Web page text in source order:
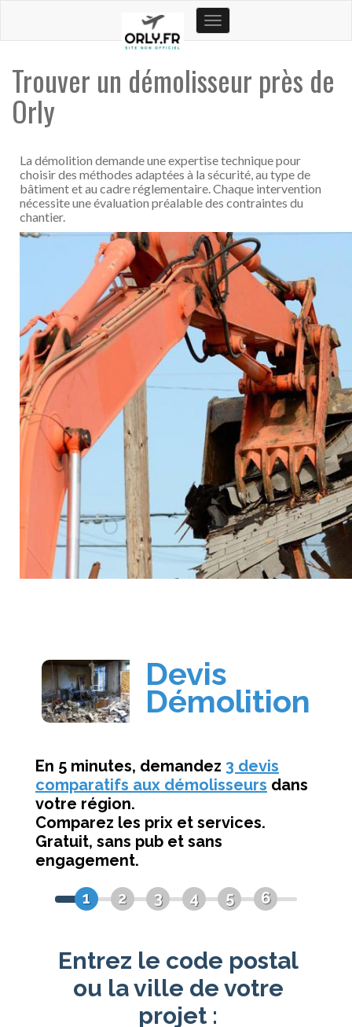
Toggle
navigation
Trouver un démolisseur près de
Orly
La démolition demande une expertise technique pour
choisir des méthodes adaptées à la sécurité, au type de
bâtiment et au cadre réglementaire. Chaque intervention
nécessite une évaluation préalable des contraintes du
chantier.